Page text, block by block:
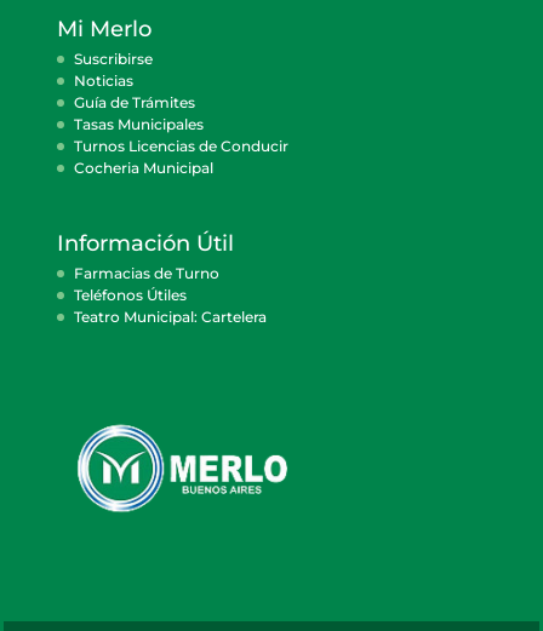
Mi Merlo
Suscribirse
Noticias
Guía de Trámites
Tasas Municipales
Turnos Licencias de Conducir
Cocheria Municipal
Información Útil
Farmacias de Turno
Teléfonos Útiles
Teatro Municipal: Cartelera